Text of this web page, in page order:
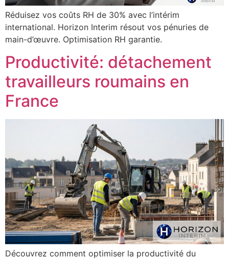
Réduisez vos coûts RH de 30% avec l’intérim
international. Horizon Interim résout vos pénuries de
main-d’œuvre. Optimisation RH garantie.
Productivité: détachement
travailleurs roumains en
France
Découvrez comment optimiser la productivité du